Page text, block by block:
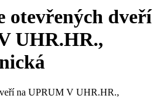
otevřených dveří
UHR.HR.,
na UPRUM V UHR.HR.,